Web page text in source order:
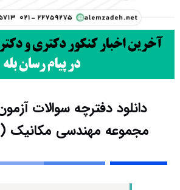
مجموعه مهندسی مکانیک (۳) کد۲۳۲۳